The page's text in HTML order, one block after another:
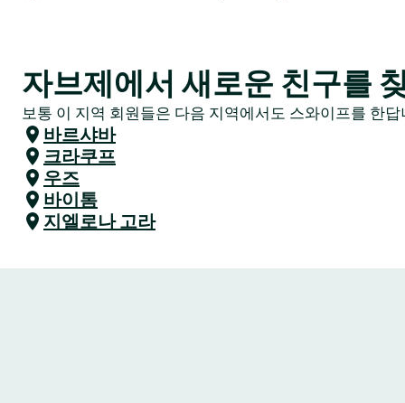
자브제에서 새로운 친구를
보통 이 지역 회원들은 다음 지역에서도 스와이프를 한답
바르샤바
크라쿠프
우즈
바이톰
지엘로나 고라